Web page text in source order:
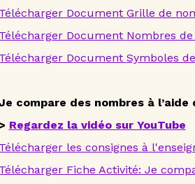
Télécharger Document Grille de
Télécharger Document Nombres de
Télécharger Document Symboles
compare des nombres à l’aide
> Regardez la vidéo sur YouTube
Télécharger les consignes à
Télécharger Fiche Activité: Je